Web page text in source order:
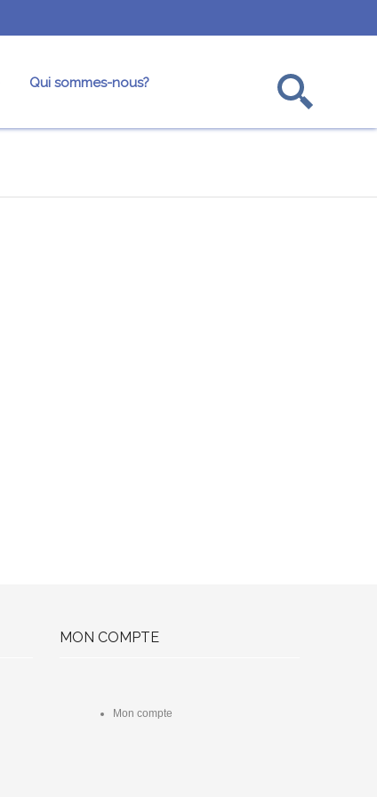
Qui sommes-nous?
MON COMPTE
Mon compte